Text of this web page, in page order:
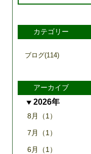
カテゴリー
ブログ(114)
アーカイブ
2026年
8月（1）
7月（1）
6月（1）